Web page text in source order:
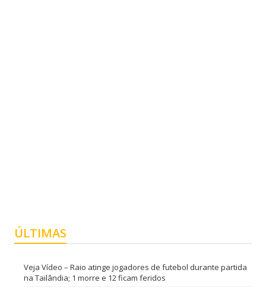
ÚLTIMAS
Veja Vídeo – Raio atinge jogadores de futebol durante partida
na Tailândia; 1 morre e 12 ficam feridos